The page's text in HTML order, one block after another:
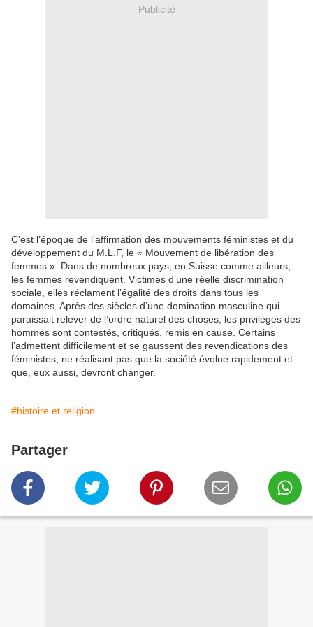
Publicité
C’est l’époque de l’affirmation des mouvements féministes et du
développement du M.L.F, le « Mouvement de libération des
femmes ». Dans de nombreux pays, en Suisse comme ailleurs,
les femmes revendiquent. Victimes d’une réelle discrimination
sociale, elles réclament l’égalité des droits dans tous les
domaines. Après des siècles d’une domination masculine qui
paraissait relever de l’ordre naturel des choses, les privilèges des
hommes sont contestés, critiqués, remis en cause. Certains
l’admettent difficilement et se gaussent des revendications des
féministes, ne réalisant pas que la société évolue rapidement et
que, eux aussi, devront changer.
#histoire et religion
Partager